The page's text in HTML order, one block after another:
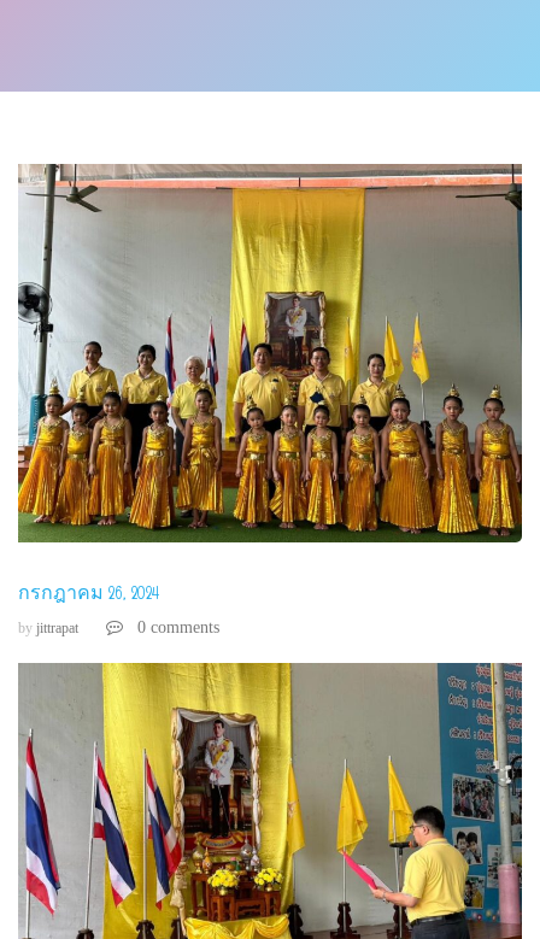
กรกฎาคม 26, 2024
by jittrapat 0 comments